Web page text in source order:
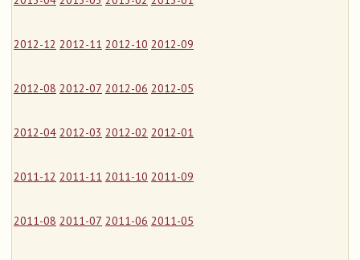
2012-12 2012-11 2012-10 2012-09
2012-08 2012-07 2012-06 2012-05
2012-04 2012-03 2012-02 2012-01
2011-12 2011-11 2011-10 2011-09
2011-08 2011-07 2011-06 2011-05